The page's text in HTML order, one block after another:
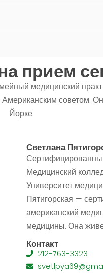
прием
медицинский
советом.
Йорке.
Светлана
Медицинский
Университет
Пятигорская —
американский
медицины. Она
Контакт
212-763-3323